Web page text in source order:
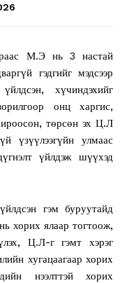
М.Э нь 3 настай
гэдгийг мэдсээр
хүчиндэхийг
онц харгис,
төрсөн эх Ц.Л
үзүүлээгүйн улмаас
үйлдэж шүүхэд
гэм буруутайд
хорих ялаар тогтоож,
Ц.Л-г гэмт хэрэг
хугацаагаар хорих
нээлттэй хорих